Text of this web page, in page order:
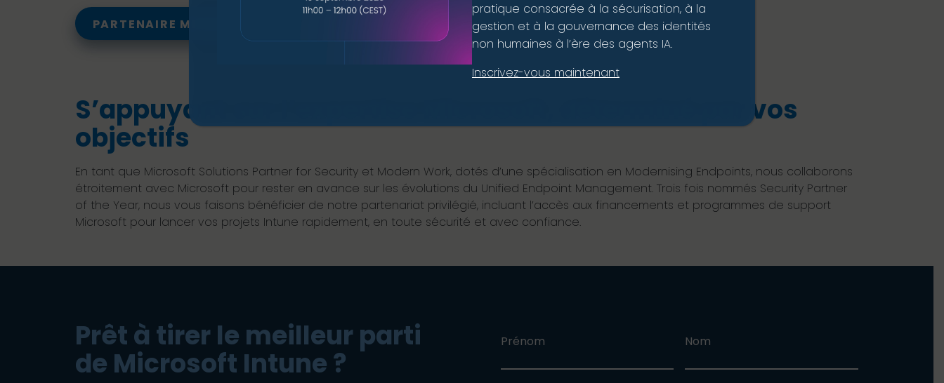
PARTENAIRE MICROSOFT
S’appuyant sur l’expertise Microsoft, déterminé par vos
objectifs
En tant que Microsoft Solutions Partner for Security et Modern Work, dotés d’une spécialisation en Modernising Endpoints, nous collaborons
étroitement avec Microsoft pour rester en avance sur les évolutions du Unified Endpoint Management. Trois fois nommés Security Partner
of the Year, nous vous faisons bénéficier de notre partenariat privilégié, incluant l’accès aux financements et programmes de support
Microsoft pour lancer vos projets Intune rapidement, en toute sécurité et avec confiance.
Prêt à tirer le meilleur parti
de Microsoft Intune ?
Prénom Nom
pratique consacrée à la sécurisation, à la
gestion et à la gouvernance des identités
non humaines à l’ère des agents IA.
Inscrivez-vous maintenant